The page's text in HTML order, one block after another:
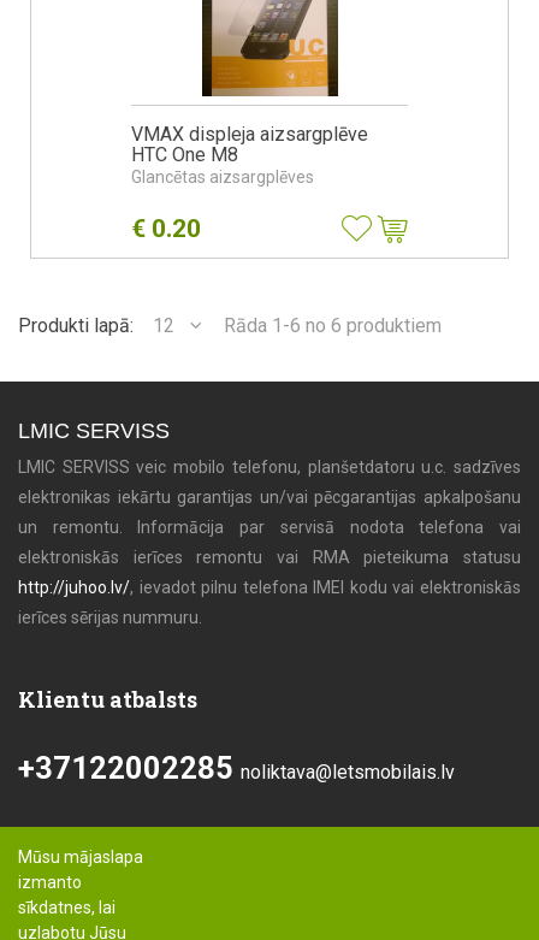
VMAX displeja aizsargplēve
HTC One M8
Glancētas aizsargplēves
€ 0.20
Produkti lapā: 12 Rāda 1-6 no 6 produktiem
LMIC SERVISS
LMIC SERVISS veic mobilo telefonu, planšetdatoru u.c. sadzīves
elektronikas iekārtu garantijas un/vai pēcgarantijas apkalpošanu
un remontu. Informācija par servisā nodota telefona vai
elektroniskās ierīces remontu vai RMA pieteikuma statusu
http://juhoo.lv/, ievadot pilnu telefona IMEI kodu vai elektroniskās
ierīces sērijas nummuru.
Klientu atbalsts
+37122002285 noliktava@letsmobilais.lv
Mūsu mājaslapa
izmanto
sīkdatnes, lai
uzlabotu Jūsu